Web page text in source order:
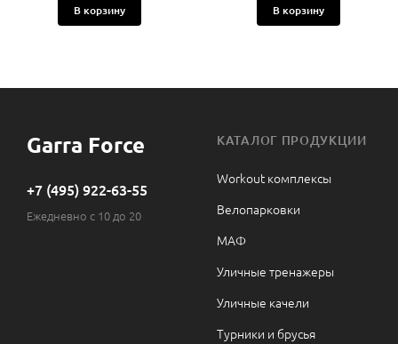
В корзину В корзину
Garra Force
+7 (495) 922-63-55
Ежедневно с 10 до 20
КАТАЛОГ ПРОДУКЦИИ
Workout комплексы
Велопарковки
МАФ
Уличные тренажеры
Уличные качели
Турники и брусья